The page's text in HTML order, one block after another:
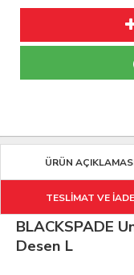
ÜRÜN
TESLİMAT VE İADE
BLACKSPADE
Desen L